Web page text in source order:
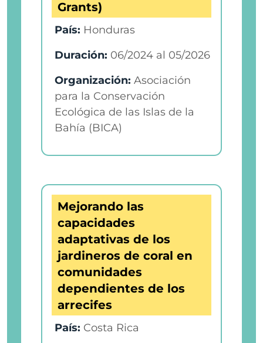
Grants)
País: Honduras
Duración: 06/2024 al 05/2026
Organización: Asociación
para la Conservación
Ecológica de las Islas de la
Bahía (BICA)
Mejorando las
capacidades
adaptativas de los
jardineros de coral en
comunidades
dependientes de los
arrecifes
País: Costa Rica